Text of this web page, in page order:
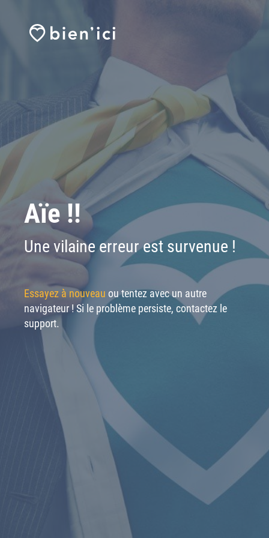
Aïe !!
Une vilaine erreur est survenue !
Essayez à nouveau ou tentez avec un autre
navigateur ! Si le problème persiste, contactez le
support.